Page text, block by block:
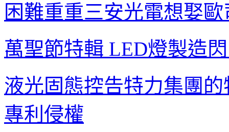
困難重重三安光電想娶
萬聖節特輯 LED燈製造
液光固態控告特力集團的
專利侵權